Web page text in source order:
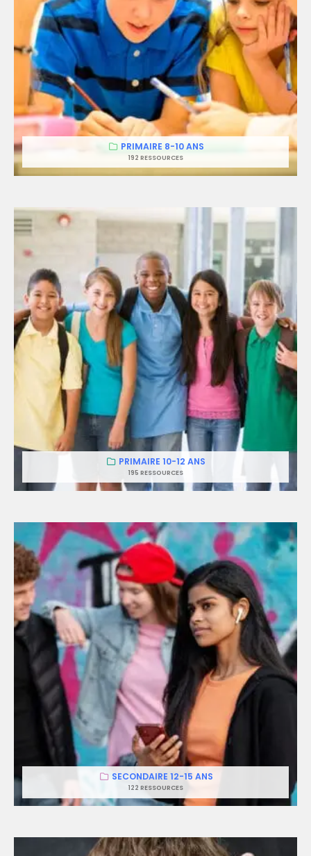
PRIMAIRE 8-10 ANS
192 RESSOURCES
PRIMAIRE 10-12 ANS
195 RESSOURCES
SECONDAIRE 12-15 ANS
122 RESSOURCES